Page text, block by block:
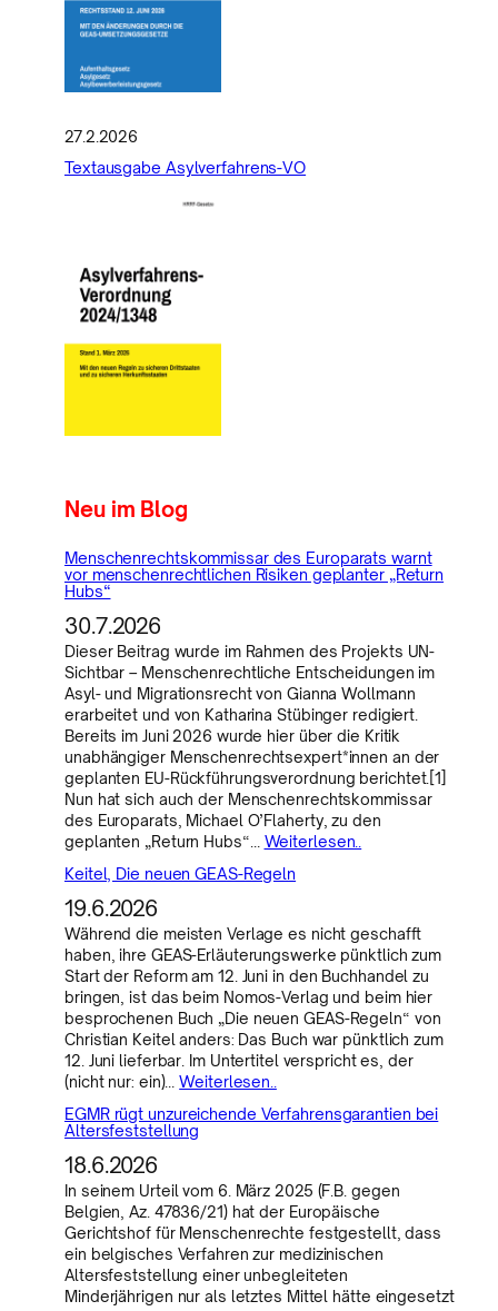
27.2.2026
Textausgabe Asylverfahrens-VO
Neu im Blog
Menschenrechtskommissar des Europarats warnt
vor menschenrechtlichen Risiken geplanter „Return
Hubs“
30.7.2026
Dieser Beitrag wurde im Rahmen des Projekts UN-
Sichtbar – Menschenrechtliche Entscheidungen im
Asyl- und Migrationsrecht von Gianna Wollmann
erarbeitet und von Katharina Stübinger redigiert.
Bereits im Juni 2026 wurde hier über die Kritik
unabhängiger Menschenrechtsexpert*innen an der
geplanten EU-Rückführungsverordnung berichtet.[1]
Nun hat sich auch der Menschenrechtskommissar
des Europarats, Michael O’Flaherty, zu den
geplanten „Return Hubs“… Weiterlesen..
Keitel, Die neuen GEAS-Regeln
19.6.2026
Während die meisten Verlage es nicht geschafft
haben, ihre GEAS-Erläuterungswerke pünktlich zum
Start der Reform am 12. Juni in den Buchhandel zu
bringen, ist das beim Nomos-Verlag und beim hier
besprochenen Buch „Die neuen GEAS-Regeln“ von
Christian Keitel anders: Das Buch war pünktlich zum
12. Juni lieferbar. Im Untertitel verspricht es, der
(nicht nur: ein)…Weiterlesen..
EGMR rügt unzureichende Verfahrensgarantien bei
Altersfeststellung
18.6.2026
In seinem Urteil vom 6. März 2025 (F.B. gegen
Belgien, Az. 47836/21) hat der Europäische
Gerichtshof für Menschenrechte festgestellt, dass
ein belgisches Verfahren zur medizinischen
Altersfeststellung einer unbegleiteten
Minderjährigen nur als letztes Mittel hätte eingesetzt